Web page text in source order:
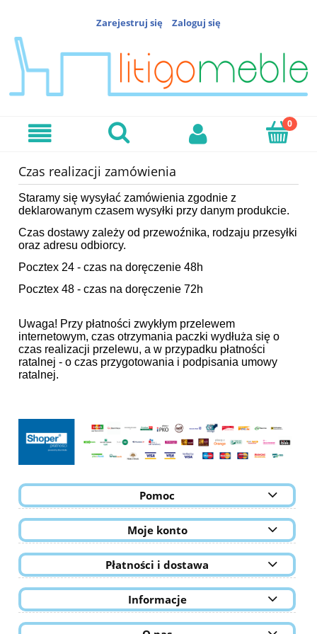
Zarejestruj się Zaloguj się
Czas realizacji zamówienia
Staramy się wysyłać zamówienia zgodnie z
deklarowanym czasem wysyłki przy danym produkcie.
Czas dostawy zależy od przewoźnika, rodzaju przesyłki
oraz adresu odbiorcy.
Pocztex 24 - czas na doręczenie 48h
Pocztex 48 - czas na doręczenie 72h
Uwaga! Przy płatności zwykłym przelewem
internetowym, czas otrzymania paczki wydłuża się o
czas realizacji przelewu, a w przypadku płatności
ratalnej - o czas przygotowania i podpisania umowy
ratalnej.
Pomoc
Moje konto
Płatności i dostawa
Informacje